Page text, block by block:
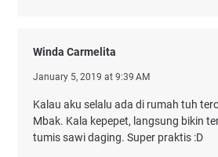
Winda Carmelita
January 5, 2019 at 9:39 AM
Kalau aku selalu ada di rumah tuh
Mbak. Kala kepepet, langsung bikin
tumis sawi daging. Super praktis :D